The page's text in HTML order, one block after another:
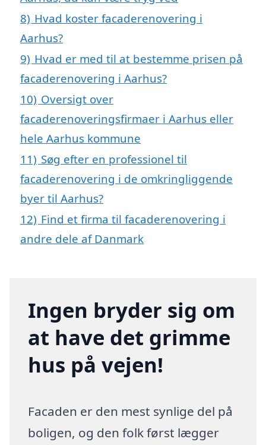
8) Hvad koster facaderenovering i
Aarhus?
9) Hvad er med til at bestemme prisen på
facaderenovering i Aarhus?
10) Oversigt over
facaderenoveringsfirmaer i Aarhus eller
hele Aarhus kommune
11) Søg efter en professionel til
facaderenovering i de omkringliggende
byer til Aarhus?
12) Find et firma til facaderenovering i
andre dele af Danmark
Ingen bryder sig om
at have det grimme
hus på vejen!
Facaden er den mest synlige del på
boligen, og den folk først lægger